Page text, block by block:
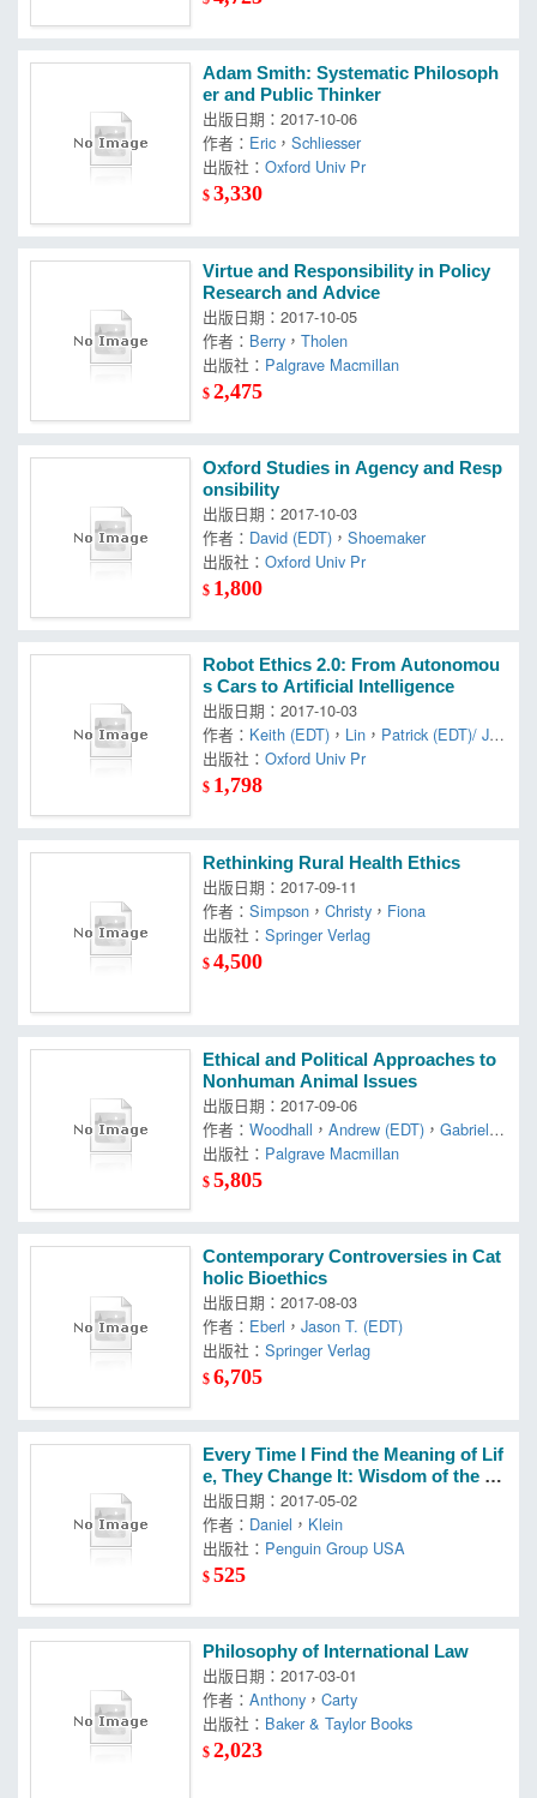
Adam Smith: Systematic Philosoph
er and Public Thinker
出版日期：2017-10-06
作者： Eric ，Schliesser
出版社：Oxford Univ Pr
$3,330
Virtue and Responsibility in Policy
Research and Advice
出版日期：2017-10-05
作者： Berry ，Tholen
出版社： Palgrave Macmillan
$2,475
Oxford Studies in Agency and Resp
onsibility
出版日期：2017-10-03
作者： David (EDT) ，Shoemaker
出版社：Oxford Univ Pr
$ 1,800
Robot Ethics 2.0: From Autonomou
s Cars to Artificial Intelligence
出版日期：2017-10-03
作者： Keith (EDT) ， Lin ， Patrick (EDT)/ Jen
kins，Ryan (EDT)/ Abney
出版社：Oxford Univ Pr
$ 1,798
Rethinking Rural Health Ethics
出版日期：2017-09-11
作者：Simpson ，Christy ， Fiona
出版社：Springer Verlag
$4,500
Ethical and Political Approaches to
Nonhuman Animal Issues
出版日期：2017-09-06
作者：Woodhall ，Andrew (EDT) ，Gabriel G
armendia (EDT)
出版社： Palgrave Macmillan
$5,805
Contemporary Controversies in Cat
holic Bioethics
出版日期：2017-08-03
作者： Eberl ，Jason T. (EDT)
出版社：Springer Verlag
$6,705
Every Time I Find the Meaning of Lif
e, They Change It: Wisdom of the Gr
eat Philosophers on How to Live
出版日期：2017-05-02
作者： Daniel ， Klein
出版社： Penguin Group USA
$525
Philosophy of International Law
出版日期：2017-03-01
作者：Anthony ，Carty
出版社： Baker & Taylor Books
$2,023